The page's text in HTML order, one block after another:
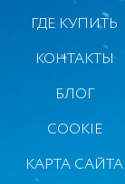
ГДЕ КУПИТЬ
КОНТАКТЫ
БЛОГ
COOKIE
КАРТА САЙТА